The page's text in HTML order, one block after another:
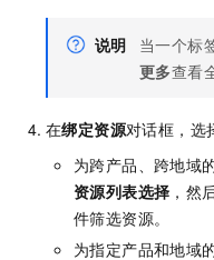
说明 当一个标
更多查看
在绑定资源对话框，选
为跨产品、跨地域
资源列表选择 ，然
件筛选资源。
为指定产品和地域